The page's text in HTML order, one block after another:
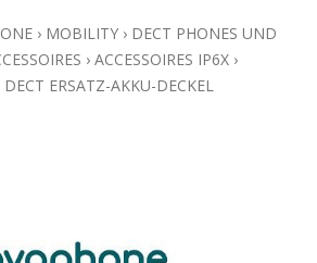
› MOBILITY › DECT PHONES UND
› ACCESSOIRES IP6X ›
ERSATZ-AKKU-DECKEL